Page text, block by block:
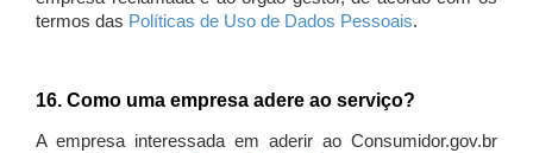
termos das Políticas de Uso de Dados Pessoais.
16. Como uma empresa adere ao serviço?
A empresa interessada em aderir ao Consumidor.gov.br